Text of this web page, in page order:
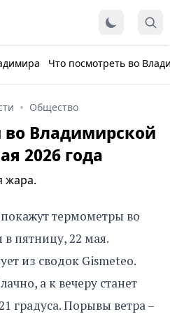
Что посмотреть во
Общество
во Владимирской
2026 года
жара.
термометры во
пятницу, 22 мая.
из сводок Gismeteo.
а к вечеру станет
градуса. Порывы ветра –